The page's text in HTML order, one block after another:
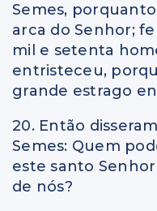
Semes,
arca do Senhor;
mil e setenta
entristeceu,
grande estrago
20. Então
Semes: Quem
este santo
de nós?